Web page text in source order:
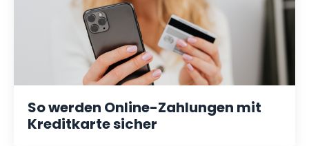
So werden Online-Zahlungen mit
Kreditkarte sicher